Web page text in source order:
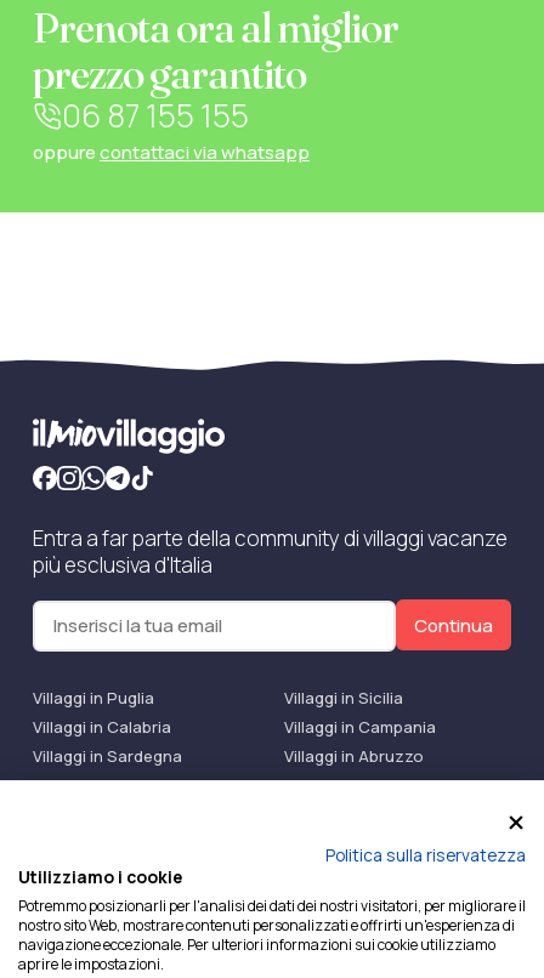
Prenota ora al miglior
prezzo garantito
06 87 155 155
oppurecontattaci via whatsapp
Entra a far parte della community di villaggi vacanze
più esclusiva d'Italia
Continua
Villaggi in Puglia
Villaggi in Sicilia
Villaggi in Calabria
Villaggi in Campania
Villaggi in Sardegna
Villaggi in Abruzzo
Villaggi Bluserena
Villaggi TH Resort
Ilmiovillaggio è un marchio di Ekiwi S.r.l.
Licenza Agenzia Viaggi e Turismo n° 2015/0133251 del
26/02/2015 e coperta da RC per Agenzia di Viaggi n°
OX00081147 REVO Specialty LiabilityXTravel Agencies.
Politica sulla riservatezza
Utilizziamo i cookie
Potremmo posizionarli per l'analisi dei dati dei nostri visitatori, per migliorare il
nostro sito Web, mostrare contenuti personalizzati e offrirti un'esperienza di
navigazione eccezionale. Per ulteriori informazioni sui cookie utilizziamo
aprire le impostazioni.